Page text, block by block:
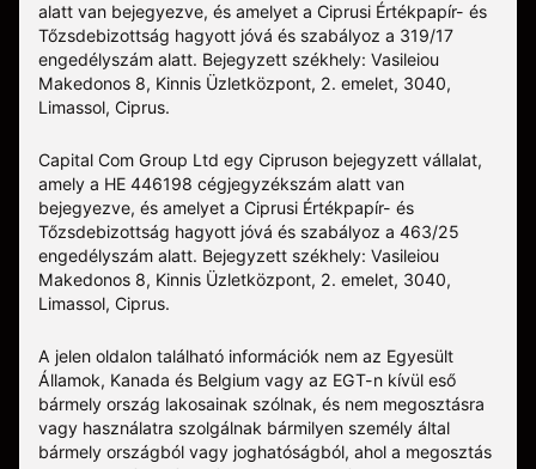
alatt van bejegyezve, és amelyet a Ciprusi Értékpapír- és
Tőzsdebizottság hagyott jóvá és szabályoz a 319/17
engedélyszám alatt. Bejegyzett székhely: Vasileiou
Makedonos 8, Kinnis Üzletközpont, 2. emelet, 3040,
Limassol, Ciprus.
Capital Com Group Ltd egy Cipruson bejegyzett vállalat,
amely a ΗΕ 446198 cégjegyzékszám alatt van
bejegyezve, és amelyet a Ciprusi Értékpapír- és
Tőzsdebizottság hagyott jóvá és szabályoz a 463/25
engedélyszám alatt. Bejegyzett székhely: Vasileiou
Makedonos 8, Kinnis Üzletközpont, 2. emelet, 3040,
Limassol, Ciprus.
A jelen oldalon található információk nem az Egyesült
Államok, Kanada és Belgium vagy az EGT-n kívül eső
bármely ország lakosainak szólnak, és nem megosztásra
vagy használatra szolgálnak bármilyen személy által
bármely országból vagy joghatóságból, ahol a megosztás